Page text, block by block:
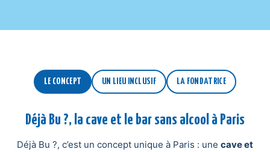
LE CONCEPT UN LIEU INCLUSIF LA FONDATRICE
Déjà Bu ?, la cave et le bar sans alcool à Paris
Déjà Bu ?, c’est un concept unique à Paris : une cave et